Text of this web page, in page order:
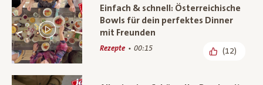
Einfach & schnell: Österreichische
Bowls für dein perfektes Dinner
mit Freunden
Rezepte 00:15 (12)